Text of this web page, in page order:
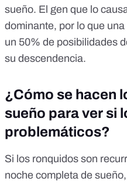
sueño. El gen que lo
dominante, por lo que
un 50% de posibilidades
su descendencia.
¿Cómo se hacen
sueño para ver si
problemáticos?
Si los ronquidos son
noche completa de